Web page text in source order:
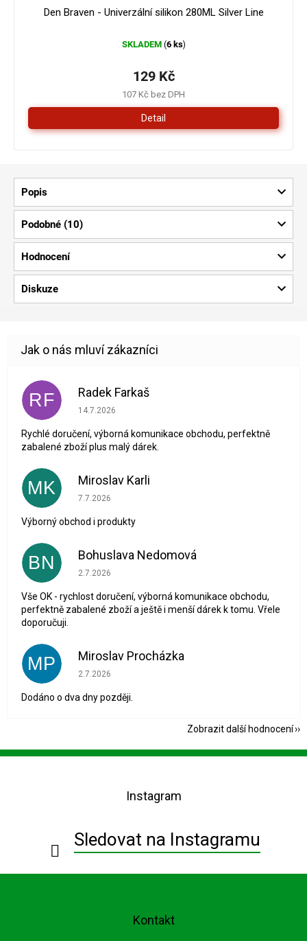
Den Braven - Univerzální silikon 280ML Silver Line
SKLADEM (6 ks)
107 Kč bez DPH
129 Kč
Detail
Popis
Podobné (10)
Hodnocení
Diskuze
RF Radek Farkaš
Hodnocení obchodu je 5 z 5 hvězdiček.
14.7.2026
Rychlé doručení, výborná komunikace obchodu, perfektně
zabalené zboží plus malý dárek.
MK Miroslav Karli
Hodnocení obchodu je 5 z 5 hvězdiček.
7.7.2026
Výborný obchod i produkty
BN Bohuslava Nedomová
Hodnocení obchodu je 5 z 5 hvězdiček.
2.7.2026
Vše OK - rychlost doručení, výborná komunikace obchodu,
perfektně zabalené zboží a ještě i menší dárek k tomu. Vřele
doporučuji.
MP Miroslav Procházka
Hodnocení obchodu je 1 z 5 hvězdiček.
2.7.2026
Dodáno o dva dny později.
Zobrazit další hodnocení
Z
Instagram
Sledovat na Instagramu
Kontakt